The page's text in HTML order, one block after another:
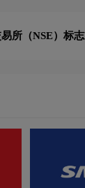
所（NSE）标